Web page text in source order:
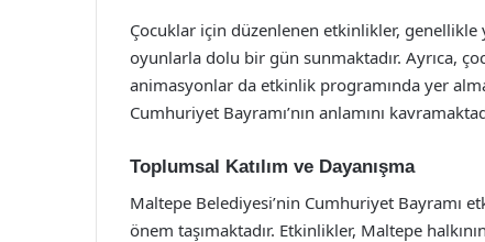
Çocuklar için düzenlenen etkinlikler,
oyunlarla dolu bir gün sunmaktadır. Ayrıca,
animasyonlar da etkinlik programında yer
Cumhuriyet Bayramı’nın anlamını
Toplumsal Katılım ve Dayanışma
Maltepe Belediyesi’nin Cumhuriyet Bayramı
önem taşımaktadır. Etkinlikler, Maltepe